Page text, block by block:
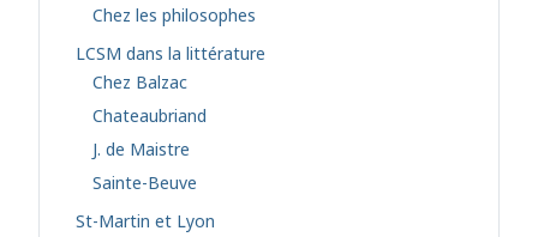
Chez les philosophes
LCSM dans la littérature
Chez Balzac
Chateaubriand
J. de Maistre
Sainte-Beuve
St-Martin et Lyon